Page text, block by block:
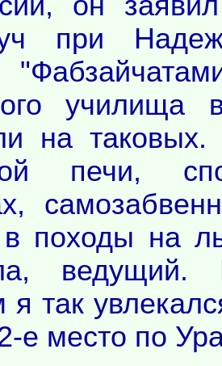
при
на
печи,
в походы на
я так
е место по